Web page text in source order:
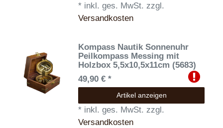
* inkl. ges. MwSt. zzgl.
Versandkosten
Kompass Nautik Sonnenuhr
Peilkompass Messing mit
Holzbox 5,5x10,5x11cm (5683)
49,90 € *
Artikel anzeigen
* inkl. ges. MwSt. zzgl.
Versandkosten